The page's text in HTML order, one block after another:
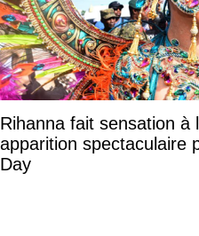
Rihanna fait sensation à
apparition spectaculaire
Day